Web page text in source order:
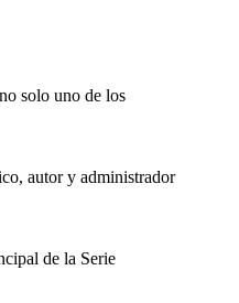
solo uno de los
autor y administrador
de la Serie